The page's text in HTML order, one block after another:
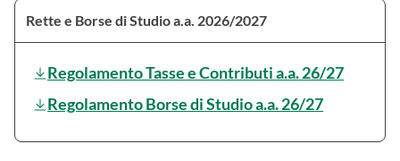
Rette e Borse di Studio a.a. 2026/2027
Regolamento Tasse e Contributi a.a. 26/27
Regolamento Borse di Studio a.a. 26/27